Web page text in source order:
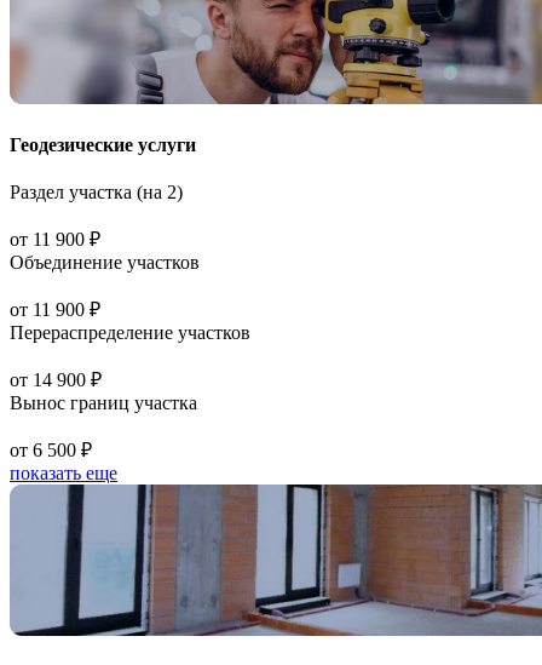
Геодезические услуги
Раздел участка (на 2)
от 11 900 ₽
Объединение участков
от 11 900 ₽
Перераспределение участков
от 14 900 ₽
Вынос границ участка
от 6 500 ₽
показать еще